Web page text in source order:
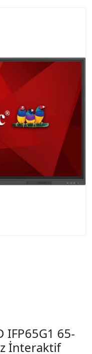
IFP65G1 65-
İnteraktif